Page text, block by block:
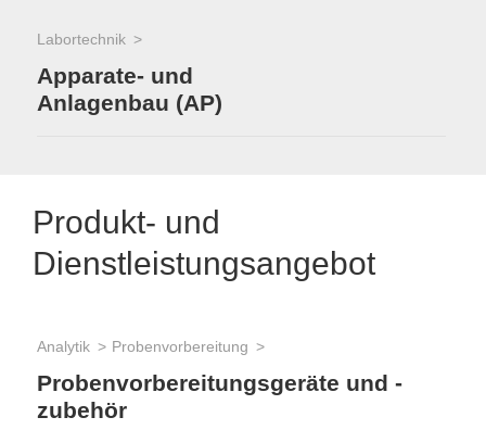
Labortechnik
Apparate- und
Anlagenbau (AP)
Produkt- und
Dienstleistungsangebot
Analytik Probenvorbereitung
Probenvorbereitungsgeräte und -
zubehör